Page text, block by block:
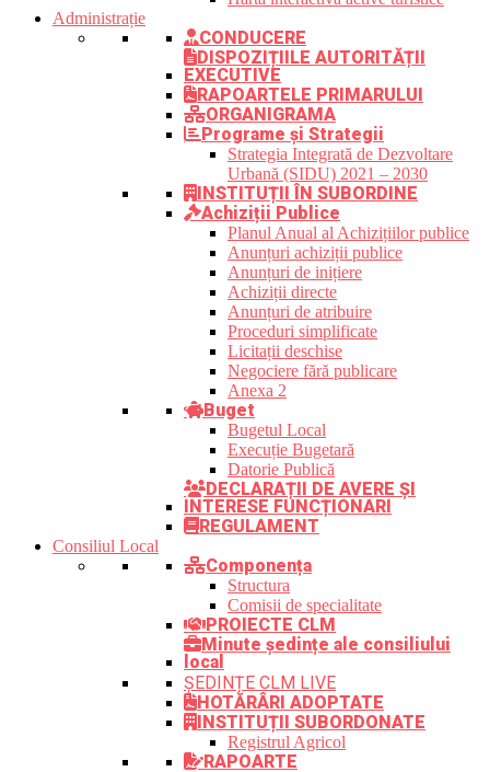
Administrație
CONDUCERE
DISPOZIȚIILE AUTORITĂȚII
EXECUTIVE
RAPOARTELE PRIMARULUI
ORGANIGRAMA
Programe și Strategii
Strategia Integrată de Dezvoltare
Urbană (SIDU) 2021 – 2030
INSTITUȚII ÎN SUBORDINE
Achiziții Publice
Planul Anual al Achizițiilor publice
Anunțuri achiziții publice
Anunțuri de inițiere
Achiziții directe
Anunțuri de atribuire
Proceduri simplificate
Licitații deschise
Negociere fără publicare
Anexa 2
Buget
Bugetul Local
Execuție Bugetară
Datorie Publică
DECLARAȚII DE AVERE ȘI
INTERESE FUNCȚIONARI
REGULAMENT
Consiliul Local
Componența
Structura
Comisii de specialitate
PROIECTE CLM
Minute ședințe ale consiliului
local
ȘEDINȚE CLM LIVE
HOTĂRÂRI ADOPTATE
INSTITUȚII SUBORDONATE
Registrul Agricol
RAPOARTE